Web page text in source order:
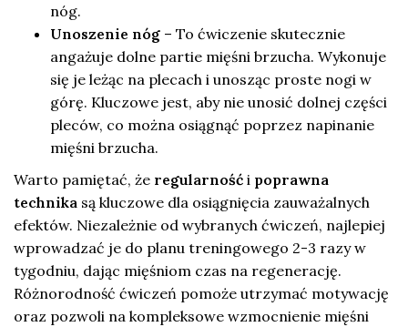
nóg.
Unoszenie nóg – To ćwiczenie skutecznie
angażuje dolne partie mięśni brzucha. Wykonuje
się je leżąc na plecach i unosząc proste nogi w
górę. Kluczowe jest, aby nie unosić dolnej części
pleców, co można osiągnąć poprzez napinanie
mięśni brzucha.
Warto pamiętać, że regularność i poprawna
technika są kluczowe dla osiągnięcia zauważalnych
efektów. Niezależnie od wybranych ćwiczeń, najlepiej
wprowadzać je do planu treningowego 2-3 razy w
tygodniu, dając mięśniom czas na regenerację.
Różnorodność ćwiczeń pomoże utrzymać motywację
oraz pozwoli na kompleksowe wzmocnienie mięśni